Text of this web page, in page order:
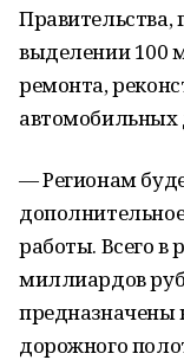
Правительства,
выделении 100
ремонта,
автомобильных
— Регионам
работы. Всего в
миллиардов
предназначены
дорожного